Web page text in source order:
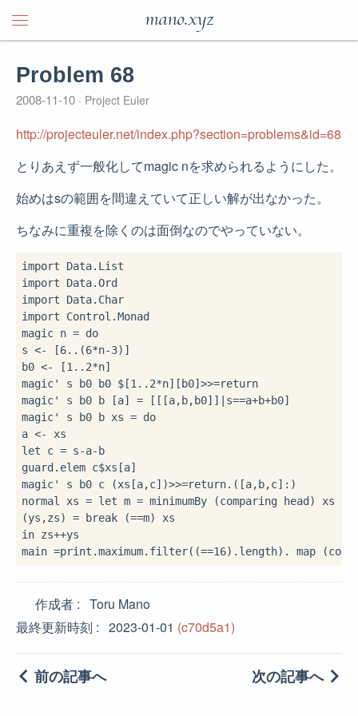
mano.xyz
Problem 68
2008-11-10 Project Euler
http://projecteuler.net/index.php?section=problems&id=68
とりあえず一般化してmagic nを求められるようにした。
始めはsの範囲を間違えていて正しい解が出なかった。
ちなみに重複を除くのは面倒なのでやっていない。
import
import
import
import Control.Monad
magic n = do
s <- [6.. (6*n-3)]
b0 <- [1 .. 2*n]
magic' s b0 b0 $ [1 .. 2*n] [b0] >>=return
magic' s b0 b [a] = [[[a,b,b0]] s==a+b+b0]
magic' s b0 b xs = do
a <-
let c = s-a- b
guard . elem c$xs [a]
magic' s b0 c (xs [a,c])>>=return. ([a,b,c] : )
normal xs = let m = minimumBy (comparing head) xs
(ys,zs) = break (==
in zs++ys
main =print .maximum. filter((==16) . length) . map
作成者
Toru Mano
最終更新時刻
2023-01-01 (c70d5a1)
前の記事へ 次の記事へ